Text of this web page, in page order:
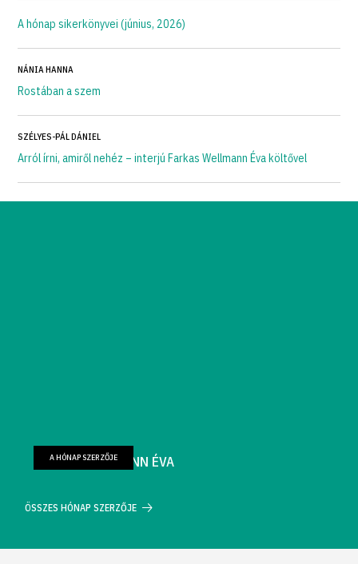
A hónap sikerkönyvei (június, 2026)
NÁNIA HANNA
Rostában a szem
SZÉLYES-PÁL DÁNIEL
Arról írni, amiről nehéz – interjú Farkas Wellmann Éva költővel
FARKAS WELLMANN ÉVA
A HÓNAP SZERZŐJE
ÖSSZES HÓNAP SZERZŐJE